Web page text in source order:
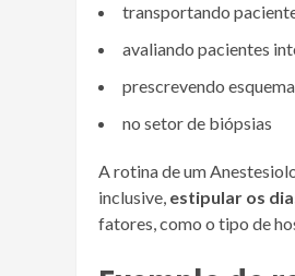
transportando
avaliando pacientes
prescrevendo
no setor de biópsias
A rotina de um
inclusive, estipular os
fatores, como o tipo de